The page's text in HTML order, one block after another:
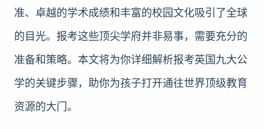
准、卓越的学术成绩和丰富的校园文化吸引了全球
的目光。报考这些顶尖学府并非易事，需要充分的
准备和策略。本文将为你详细解析报考英国九大公
学的关键步骤，助你为孩子打开通往世界顶级教育
资源的大门。